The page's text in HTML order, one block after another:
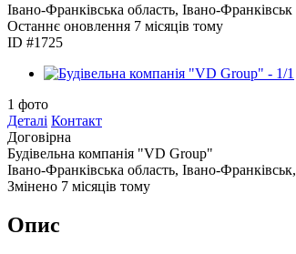
Івано-Франківська область, Івано-Франківськ
Останнє оновлення 7 місяців тому
ID #1725
1 фото
Деталі Контакт
Договірна
Будівельна компанія "VD Group"
Івано-Франківська область, Івано-Франківськ,
Змінено 7 місяців тому
Опис